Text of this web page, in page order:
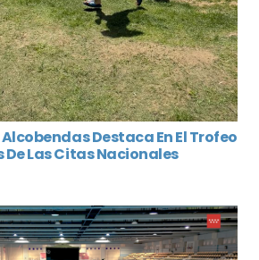
Destaca En El Trofeo
De Las Citas Nacionales